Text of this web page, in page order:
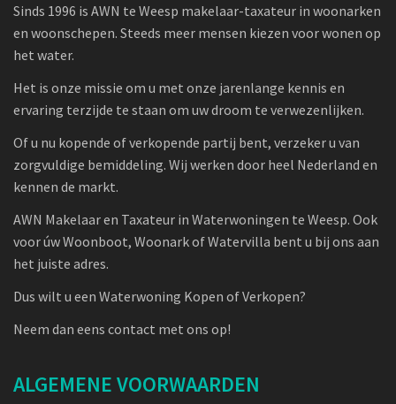
Sinds 1996 is AWN te Weesp makelaar-taxateur in woonarken
en woonschepen. Steeds meer mensen kiezen voor wonen op
het water.
Het is onze missie om u met onze jarenlange kennis en
ervaring terzijde te staan om uw droom te verwezenlijken.
Of u nu kopende of verkopende partij bent, verzeker u van
zorgvuldige bemiddeling. Wij werken door heel Nederland en
kennen de markt.
AWN Makelaar en Taxateur in Waterwoningen te Weesp. Ook
voor úw Woonboot, Woonark of Watervilla bent u bij ons aan
het juiste adres.
Dus wilt u een Waterwoning Kopen of Verkopen?
Neem dan eens contact met ons op!
ALGEMENE VOORWAARDEN